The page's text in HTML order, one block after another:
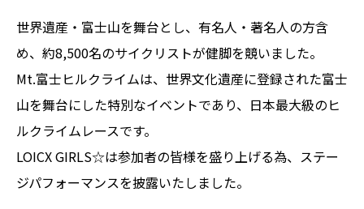
世界遺産・富士山を舞台とし、有名人・著名人の方含
め、約8,500名のサイクリストが健脚を競いました。
Mt.富士ヒルクライムは、世界文化遺産に登録された富士
山を舞台にした特別なイベントであり、日本最大級のヒ
ルクライムレースです。
LOICX GIRLS☆は参加者の皆様を盛り上げる為、ステー
ジパフォーマンスを披露いたしました。